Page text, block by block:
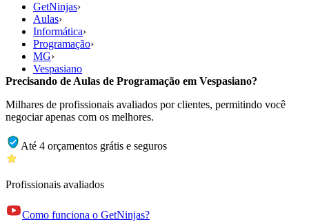
GetNinjas›
Aulas›
Informática›
Programação›
MG›
Vespasiano
Precisando de Aulas de Programação em Vespasiano?
Milhares de profissionais avaliados por clientes, permitindo você
negociar apenas com os melhores.
Até 4 orçamentos grátis e seguros
Profissionais avaliados
Como funciona o GetNinjas?